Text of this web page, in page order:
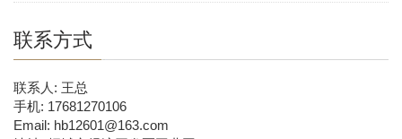
联系方式
联系人: 王总
手机: 17681270106
Email: hb12601@163.com